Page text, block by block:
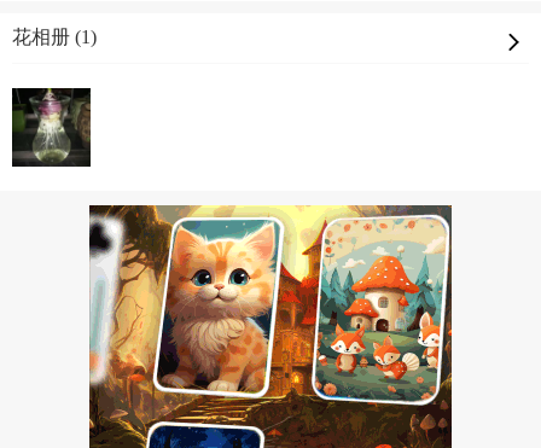
花相册 (1)